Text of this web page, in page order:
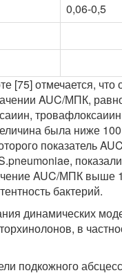
0,06-0,5
[75] отмечается,
AUC/МПК,
была ниже
показатель
AUC/МПК выше
бактерий.
динамических
в
подкожного